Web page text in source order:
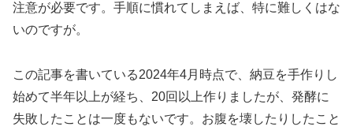
注意が必要です。手順に慣れてしまえば、特に難しくはな
いのですが。
この記事を書いている2024年4月時点で、納豆を手作りし
始めて半年以上が経ち、20回以上作りましたが、発酵に
失敗したことは一度もないです。お腹を壊したりしたこと